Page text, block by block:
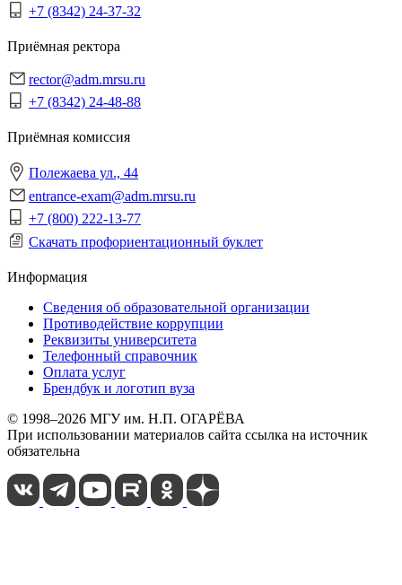
+7 (8342) 24-37-32
Приёмная ректора
rector@adm.mrsu.ru
+7 (8342) 24-48-88
Приёмная комиссия
Полежаева ул., 44
entrance-exam@adm.mrsu.ru
+7 (800) 222-13-77
Скачать профориентационный буклет
Информация
Сведения об образовательной организации
Противодействие коррупции
Реквизиты университета
Телефонный справочник
Оплата услуг
Брендбук и логотип вуза
© 1998–2026 МГУ им. Н.П. ОГАРЁВА
При использовании материалов сайта ссылка на источник
обязательна